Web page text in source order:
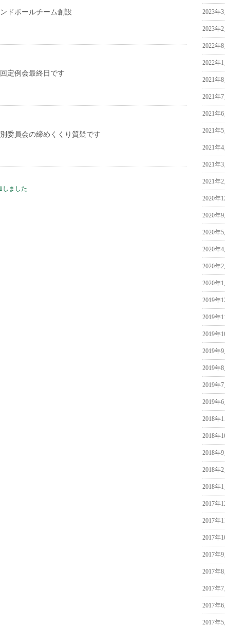
ドボールチーム創設
定例会最終日です
委員会の締めくくり質疑です
しました
2023年3
2023年2
2022年8
2022年1
2021年8
2021年7
2021年6
2021年5
2021年4
2021年3
2021年2
2020年
2020年9
2020年5
2020年4
2020年2
2020年1
2019年
2019年
2019年
2019年9
2019年8
2019年7
2019年6
2018年
2018年
2018年9
2018年2
2018年1
2017年
2017年
2017年
2017年9
2017年8
2017年7
2017年6
2017年5